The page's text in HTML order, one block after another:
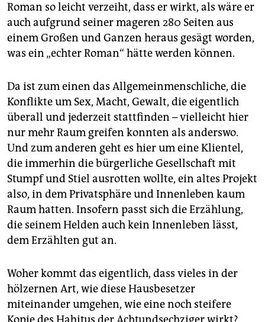
Roman so leicht verzeiht, dass er wirkt, als wäre er
auch aufgrund seiner mageren 280 Seiten aus
einem Großen und Ganzen heraus gesägt worden,
was ein „echter Roman“ hätte werden können.
Da ist zum einen das Allgemeinmenschliche, die
Konflikte um Sex, Macht, Gewalt, die eigentlich
überall und jederzeit stattfinden – vielleicht hier
nur mehr Raum greifen konnten als anderswo.
Und zum anderen geht es hier um eine Klientel,
die immerhin die bürgerliche Gesellschaft mit
Stumpf und Stiel ausrotten wollte, ein altes Projekt
also, in dem Privatsphäre und Innenleben kaum
Raum hatten. Insofern passt sich die Erzählung,
die seinem Helden auch kein Innenleben lässt,
dem Erzählten gut an.
Woher kommt das eigentlich, dass vieles in der
hölzernen Art, wie diese Hausbesetzer
miteinander umgehen, wie eine noch steifere